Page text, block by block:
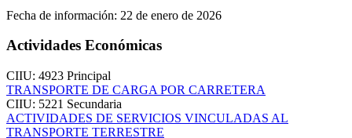
Fecha de información: 22 de enero de 2026
Actividades Económicas
CIIU: 4923 Principal
TRANSPORTE DE CARGA POR CARRETERA
CIIU: 5221 Secundaria
ACTIVIDADES DE SERVICIOS VINCULADAS AL
TRANSPORTE TERRESTRE